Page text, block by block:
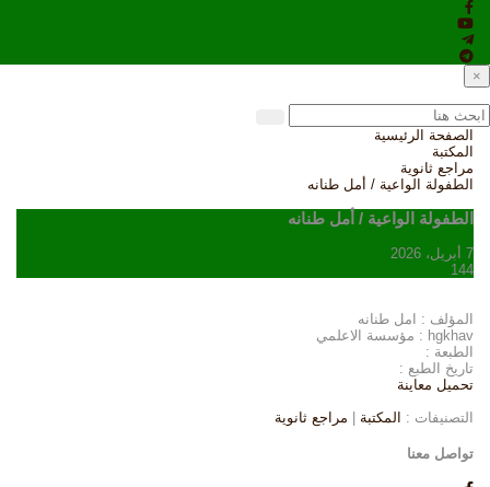
×
الصفحة الرئيسية
المكتبة
مراجع ثانوية
الطفولة الواعية / أمل طنانه
الطفولة الواعية / أمل طنانه
7 أبريل، 2026
144
المؤلف : امل طنانه
hgkhav : مؤسسة الاعلمي
الطبعة :
تاريخ الطبع :
تحميل معاينة
التصنيفات : المكتبة مراجع ثانوية
تواصل معنا